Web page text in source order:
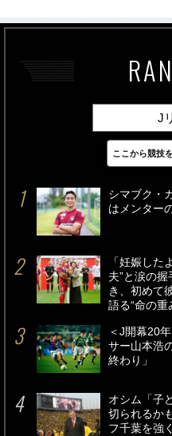
J
最新
シマブク・
はメンター
「妊娠した
夫”と涙の
き、初めて
語る“命の重
＜J開幕20
サー山本浩
終わり」
オシム「子
切られるか
フ千葉を強
ここから競技